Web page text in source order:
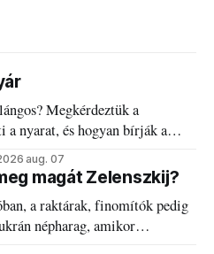
Megkérdeztük a
nyarat, és hogyan bírják a
aug. 07
magát Zelenszkij?
a raktárak, finomítók pedig
népharag, amikor